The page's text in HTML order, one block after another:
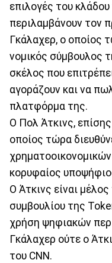
επιλογές του
περιλαμβάνουν τον
Γκάλαχερ, ο οποίος
νομικός σύμβουλος
σκέλος που
αγοράζουν και να
πλατφόρμα της.
Ο Πολ Άτκινς,
οποίος τώρα
κορυφαίος
Ο Άτκινς είναι
συμβουλίου της
χρήση ψηφιακών
Γκάλαχερ ούτε ο
του CNN.